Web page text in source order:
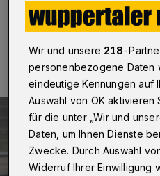
30.04.2017 , 10:56 Uhr 2
Wir und unsere 218-
personenbezogene Daten
eindeutige Kennungen auf
Auswahl von OK
für die unter „Wir und
Daten, um Ihnen Dienste
Zwecke. Durch Auswahl
Widerruf Ihrer Einwilligung